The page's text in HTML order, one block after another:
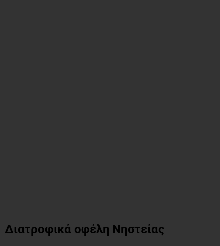
Διατροφικά οφέλη Νηστείας